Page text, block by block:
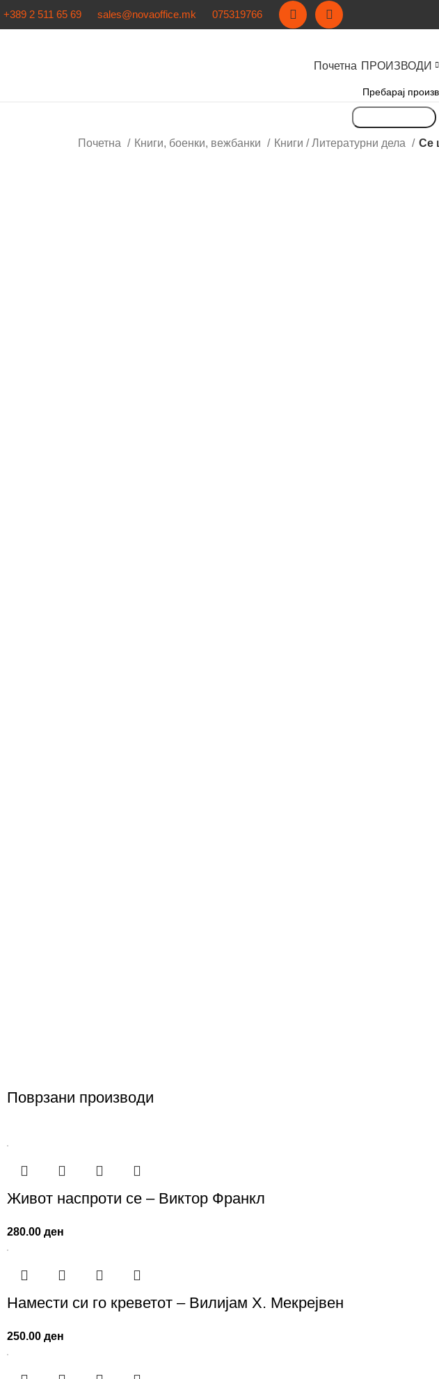
+389 2 511 65 69 sales@novaoffice.mk 075319766
Почетна ПРОИЗВОДИ
Почетна Книги, боенки, вежбанки Книги / Литературни дела Се
Поврзани производи
Живот наспроти се – Виктор Франкл
280.00ден
Намести си го креветот – Вилијам Х. Мекрејвен
250.00ден